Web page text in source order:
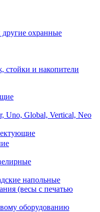
другие охранные
стойки и накопители
Uno, Global, Vertical, Neo
напольные
(весы с печатью
оборудованию